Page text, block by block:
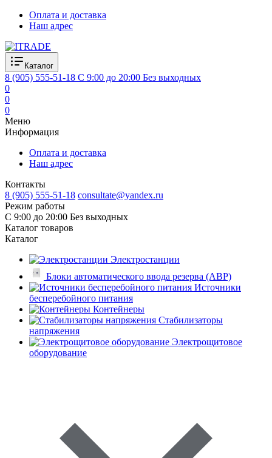
Оплата и доставка
Наш адрес
Каталог
8 (905) 555-51-18 C 9:00 до 20:00 Без выходных
0
0
0
Меню
Информация
Оплата и доставка
Наш адрес
Контакты
8 (905) 555-51-18 consultate@yandex.ru
Режим работы
C 9:00 до 20:00 Без выходных
Каталог товаров
Каталог
Электростанции
Блоки автоматического ввода резерва (АВР)
Источники
бесперебойного питания
Контейнеры
Стабилизаторы
напряжения
Электрощитовое
оборудование